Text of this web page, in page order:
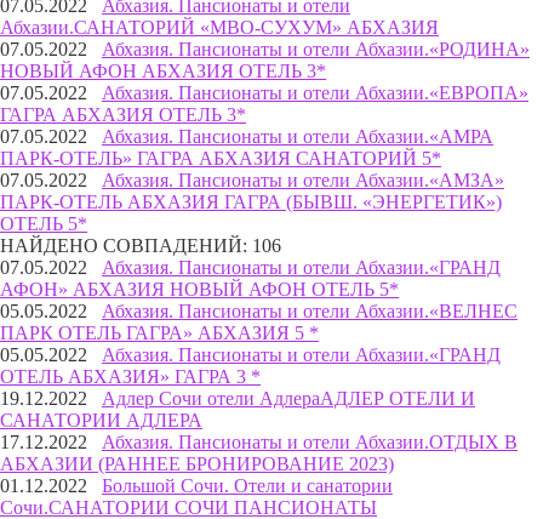
07.05.2022 Абхазия. Пансионаты и отели
Абхазии.САНАТОРИЙ «МВО-СУХУМ» АБХАЗИЯ
07.05.2022 Абхазия. Пансионаты и отели Абхазии.«РОДИНА»
НОВЫЙ АФОН АБХАЗИЯ ОТЕЛЬ 3*
07.05.2022 Абхазия. Пансионаты и отели Абхазии.«ЕВРОПА»
ГАГРА АБХАЗИЯ ОТЕЛЬ 3*
07.05.2022 Абхазия. Пансионаты и отели Абхазии.«АМРА
ПАРК-ОТЕЛЬ» ГАГРА АБХАЗИЯ САНАТОРИЙ 5*
07.05.2022 Абхазия. Пансионаты и отели Абхазии.«АМЗА»
ПАРК-ОТЕЛЬ АБХАЗИЯ ГАГРА (БЫВШ. «ЭНЕРГЕТИК»)
ОТЕЛЬ 5*
НАЙДЕНО СОВПАДЕНИЙ: 106
07.05.2022 Абхазия. Пансионаты и отели Абхазии.«ГРАНД
АФОН» АБХАЗИЯ НОВЫЙ АФОН ОТЕЛЬ 5*
05.05.2022 Абхазия. Пансионаты и отели Абхазии.«ВЕЛНЕС
ПАРК ОТЕЛЬ ГАГРА» АБХАЗИЯ 5 *
05.05.2022 Абхазия. Пансионаты и отели Абхазии.«ГРАНД
ОТЕЛЬ АБХАЗИЯ» ГАГРА 3 *
19.12.2022 Адлер Сочи отели АдлераАДЛЕР ОТЕЛИ И
САНАТОРИИ АДЛЕРА
17.12.2022 Абхазия. Пансионаты и отели Абхазии.ОТДЫХ В
АБХАЗИИ (РАННЕЕ БРОНИРОВАНИЕ 2023)
01.12.2022 Большой Сочи. Отели и санатории
Сочи.САНАТОРИИ СОЧИ ПАНСИОНАТЫ